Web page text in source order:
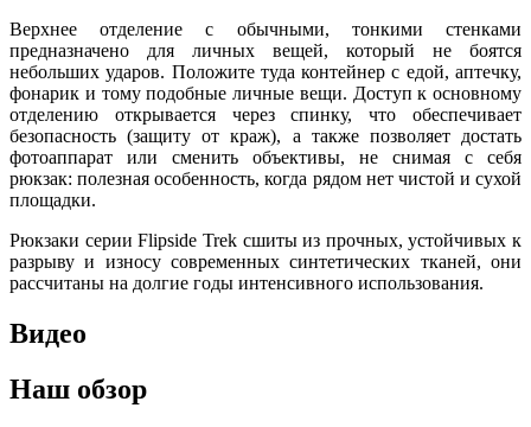
Верхнее отделение с обычными, тонкими стенками
предназначено для личных вещей, который не боятся
небольших ударов. Положите туда контейнер с едой, аптечку,
фонарик и тому подобные личные вещи. Доступ к основному
отделению открывается через спинку, что обеспечивает
безопасность (защиту от краж), а также позволяет достать
фотоаппарат или сменить объективы, не снимая с себя
рюкзак: полезная особенность, когда рядом нет чистой и сухой
площадки.
Рюкзаки серии Flipside Trek сшиты из прочных, устойчивых к
разрыву и износу современных синтетических тканей, они
рассчитаны на долгие годы интенсивного использования.
Видео
Наш обзор